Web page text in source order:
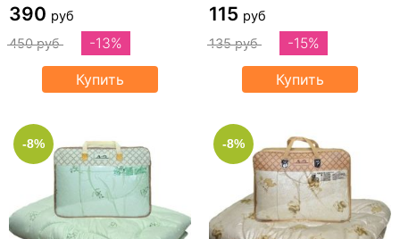
390 руб
450 руб
-13%
Купить
115 руб
135 руб
-15%
Купить
-8% -8%